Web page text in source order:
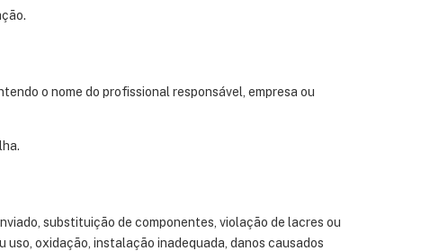
o nome do profissional responsável, empresa ou
substituição de componentes, violação de lacres ou
oxidação, instalação inadequada, danos causados